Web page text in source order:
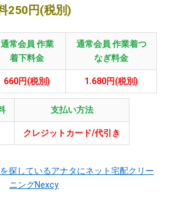
250円(税別)
通常会員 作業
着下料金
通常会員 作業着つ
なぎ料金
660円(税別) 1.680円(税別)
支払い方法
クレジットカード/代引き
探しているアナタにネット宅配クリー
ニングNexcy